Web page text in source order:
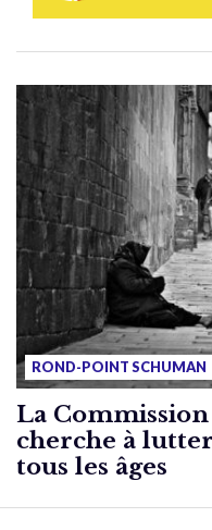
ROND-POINT SCHUMAN
La
cherche à
tous les âges